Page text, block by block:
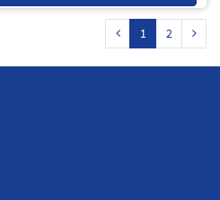
1 2